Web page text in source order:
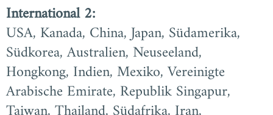
International 2:
USA, Kanada, China, Japan, Südamerika,
Südkorea, Australien, Neuseeland,
Hongkong, Indien, Mexiko, Vereinigte
Arabische Emirate, Republik Singapur,